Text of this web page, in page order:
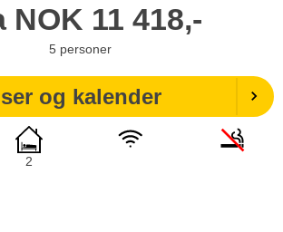
NOK 11 418,-
5 personer
og kalender
2